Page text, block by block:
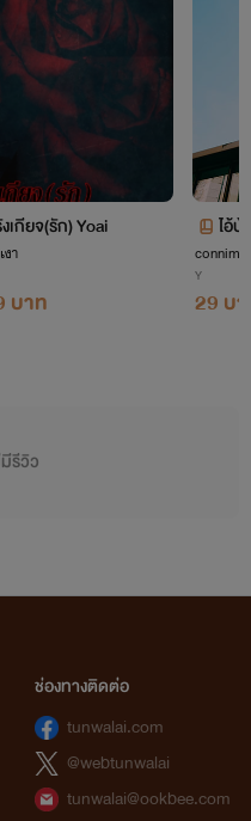
เกียจ(รัก) Yoai
งา
บาท
ไอ้บ้
Y
29 บ
รีวิว
ช่องทางติดต่อ
tunwalai.com
@webtunwalai
tunwalai@ookbee.com